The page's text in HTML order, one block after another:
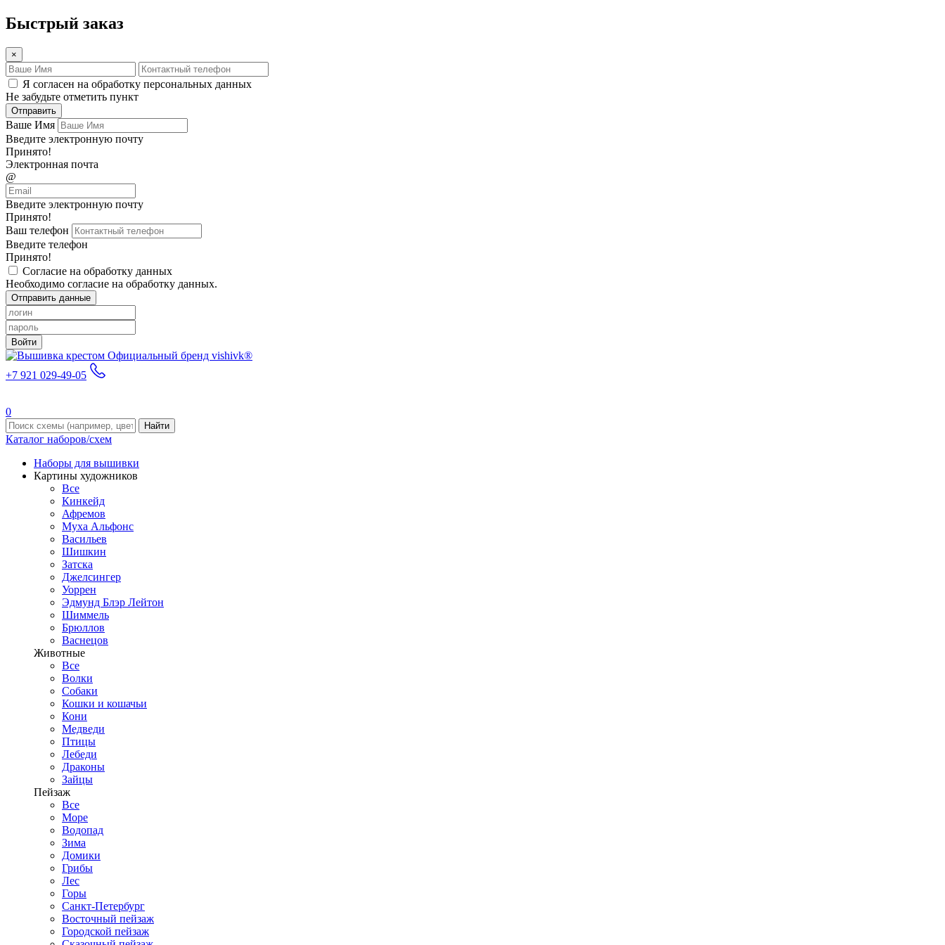
Быстрый заказ
×
Я согласен на обработку персональных данных
Не забудьте отметить пункт
Отправить
Ваше Имя
Введите электронную почту
Принято!
Электронная почта
@
Введите электронную почту
Принято!
Ваш телефон
Введите телефон
Принято!
Согласие на обработку данных
Необходимо согласие на обработку данных.
Отправить данные
Войти
Официальный бренд vishivk®
+7 921 029-49-05
0
Найти
Каталог наборов/схем
Наборы для вышивки
Картины художников
Все
Кинкейд
Афремов
Муха Альфонс
Васильев
Шишкин
Затска
Джелсингер
Уоррен
Эдмунд Блэр Лейтон
Шиммель
Брюллов
Васнецов
Животные
Все
Волки
Собаки
Кошки и кошачьи
Кони
Медведи
Птицы
Лебеди
Драконы
Зайцы
Пейзаж
Все
Море
Водопад
Зима
Домики
Грибы
Лес
Горы
Санкт-Петербург
Восточный пейзаж
Городской пейзаж